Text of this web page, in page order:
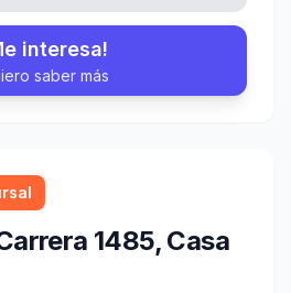
1485, Casa
interesa!
saber más